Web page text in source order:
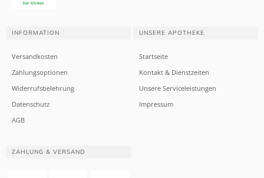
INFORMATION
Versandkosten
Zahlungsoptionen
Widerrufsbelehrung
Datenschutz
AGB
UNSERE APOTHEKE
Startseite
Kontakt & Dienstzeiten
Unsere Serviceleistungen
Impressum
ZAHLUNG & VERSAND